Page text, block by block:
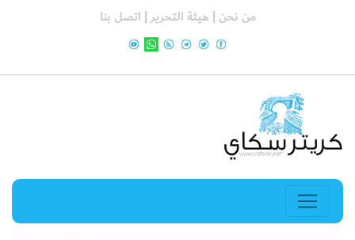
من نحن | هيئة التحرير | اتصل بنا